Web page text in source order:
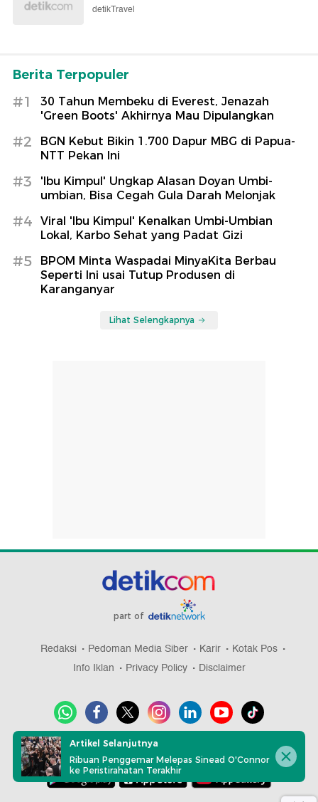
detikTravel
Berita Terpopuler
#1
30 Tahun Membeku di Everest, Jenazah
'Green Boots' Akhirnya Mau Dipulangkan
#2
BGN Kebut Bikin 1.700 Dapur MBG di Papua-
NTT Pekan Ini
#3
'Ibu Kimpul' Ungkap Alasan Doyan Umbi-
umbian, Bisa Cegah Gula Darah Melonjak
#4
Viral 'Ibu Kimpul' Kenalkan Umbi-Umbian
Lokal, Karbo Sehat yang Padat Gizi
#5
BPOM Minta Waspadai MinyaKita Berbau
Seperti Ini usai Tutup Produsen di
Karanganyar
Lihat Selengkapnya
part of
Redaksi Pedoman Media Siber Karir
Kotak Pos
Info Iklan
Privacy Policy Disclaimer
Download aplikasi detikcom
Artikel Selanjutnya
Ribuan Penggemar Melepas Sinead O'Connor
ke Peristirahatan Terakhir